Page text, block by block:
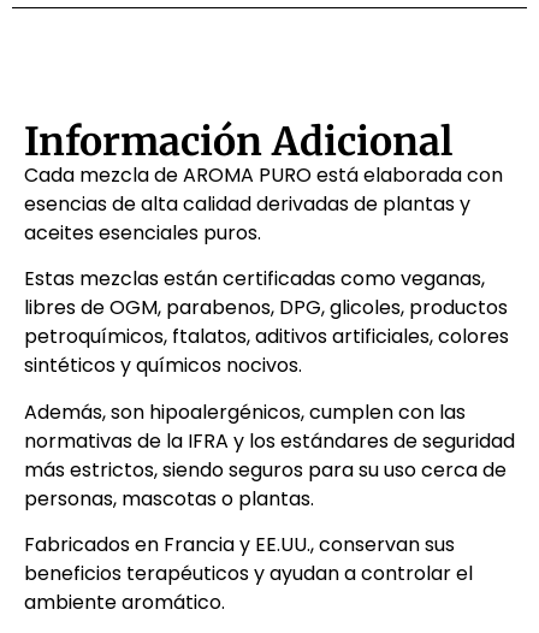
Información Adicional
Cada mezcla de AROMA PURO está elaborada con
esencias de alta calidad derivadas de plantas y
aceites esenciales puros.
Estas mezclas están certificadas como veganas,
libres de OGM, parabenos, DPG, glicoles, productos
petroquímicos, ftalatos, aditivos artificiales, colores
sintéticos y químicos nocivos.
Además, son hipoalergénicos, cumplen con las
normativas de la IFRA y los estándares de seguridad
más estrictos, siendo seguros para su uso cerca de
personas, mascotas o plantas.
Fabricados en Francia y EE.UU., conservan sus
beneficios terapéuticos y ayudan a controlar el
ambiente aromático.